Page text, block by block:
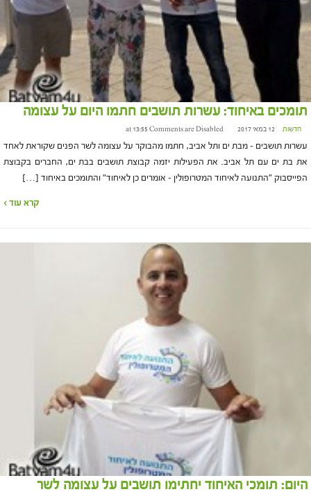
תומכים באיחוד: עשרות תושבים חתמו היום על עצומה
חדשות 12 במאי 2017 at 13:55 Comments are Disabled
עשרות תושבים – מבת ים ותל אביב, חתמו מהבוקר על עצומה לשר הפנים שקוראת לאחד
את בת ים עם תל אביב. את הפעילות יזמה קבוצת תושבים בבת ים, החברים בקבוצת
הפייסבוק "התנועה לאיחוד המטרופולין – אומרים כן לאיחוד" והתומכים באיחוד […]
קרא עוד ›
היום: תומכי האיחוד יחתימו תושבים על עצומה לשר